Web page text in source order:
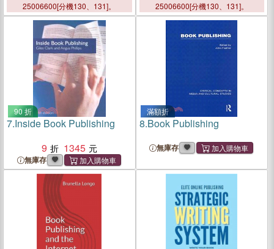
25006600[分機130、131]。
25006600[分機130、131]。
90 折
7.Inside Book Publishing
9
1345
無庫存
滿額折
8.Book Publishing
無庫存